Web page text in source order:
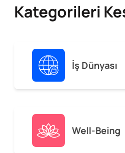
Kategorileri
İş Dünyası
Well-Being